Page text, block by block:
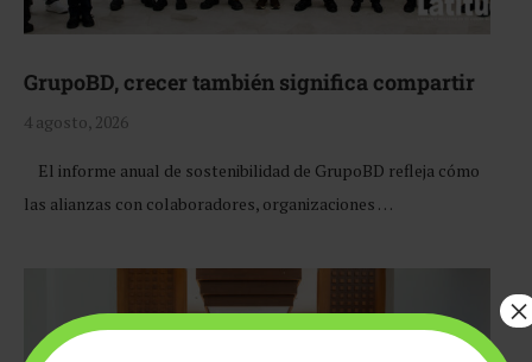
GrupoBD, crecer también significa compartir
4 agosto, 2026
El informe anual de sostenibilidad de GrupoBD refleja cómo
las alianzas con colaboradores, organizaciones …
×